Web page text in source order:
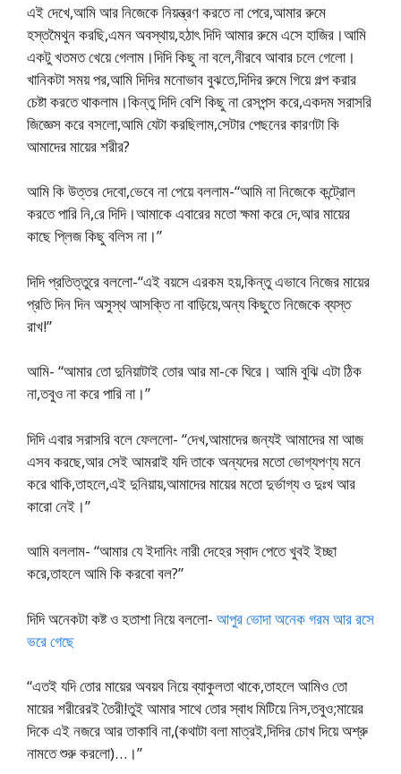
এই দেখে,আমি আর নিজেকে নিয়ন্ত্রণ করতে না পেরে,আমার রুমে
হস্তমৈথুন করছি,এমন অবস্থায়,হঠাৎ দিদি আমার রুমে এসে হাজির।আমি
একটু খতমত খেয়ে গেলাম।দিদি কিছু না বলে,নীরবে আবার চলে গেলো।
খানিকটা সময় পর,আমি দিদির মনোভাব বুঝতে,দিদির রুমে গিয়ে গল্প করার
চেষ্টা করতে থাকলাম।কিন্তু দিদি বেশি কিছু না রেসপন্স করে,একদম সরাসরি
জিজ্ঞেস করে বসলো,আমি যেটা করছিলাম,সেটার পেছনের কারণটা কি
আমাদের মায়ের শরীর?
আমি কি উত্তর দেবো,ভেবে না পেয়ে বললাম-“আমি না নিজেকে কন্ট্রোল
করতে পারি নি,রে দিদি।আমাকে এবারের মতো ক্ষমা করে দে,আর মায়ের
কাছে প্লিজ কিছু বলিস না।”
দিদি প্রতিত্তুরে বললো-“এই বয়সে এরকম হয়,কিন্তু এভাবে নিজের মায়ের
প্রতি দিন দিন অসুস্থ আসক্তি না বাড়িয়ে,অন্য কিছুতে নিজেকে ব্যস্ত
রাখ!”
আমি- “আমার তো দুনিয়াটাই তোর আর মা-কে ঘিরে। আমি বুঝি এটা ঠিক
না,তবুও না করে পারি না।”
দিদি এবার সরাসরি বলে ফেললো- “দেখ,আমাদের জন্যই আমাদের মা আজ
এসব করছে,আর সেই আমরাই যদি তাকে অন্যদের মতো ভোগ্যপণ্য মনে
করে থাকি,তাহলে,এই দুনিয়ায়,আমাদের মায়ের মতো দুর্ভাগ্য ও দুঃখ আর
কারো নেই।”
আমি বললাম- “আমার যে ইদানিং নারী দেহের স্বাদ পেতে খুবই ইচ্ছা
করে,তাহলে আমি কি করবো বল?”
দিদি অনেকটা কষ্ট ও হতাশা নিয়ে বললো- আপুর ভোদা অনেক গরম আর রসে
ভরে গেছে
“এতই যদি তোর মায়ের অবয়ব নিয়ে ব্যাকুলতা থাকে,তাহলে আমিও তো
মায়ের শরীরেরই তৈরী!তুই আমার সাথে তোর স্বাধ মিটিয়ে নিস,তবুও;মায়ের
দিকে এই নজরে আর তাকাবি না,(কথাটা বলা মাত্রই,দিদির চোখ দিয়ে অশ্রু
নামতে শুরু করলো)…।”